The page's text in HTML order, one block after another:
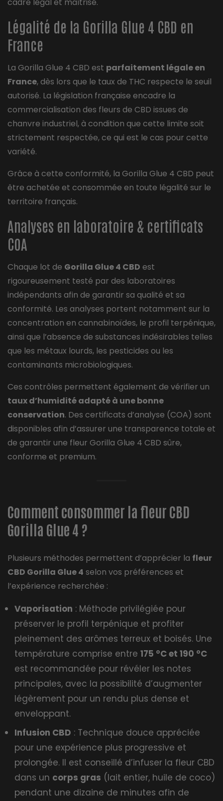
Légalité de la Gorilla Glue 4 CBD en
France
La Gorilla Glue 4 CBD est parfaitement légale en
France, dès lors que le taux de THC respecte le seuil
autorisé. La législation française encadre la
commercialisation des fleurs de CBD issues de
chanvre industriel, à condition que cette limite soit
strictement respectée, ce qui est le cas pour cette
variété.
Grâce à cette conformité, la Gorilla Glue 4 CBD peut
être achetée et consommée en toute légalité sur le
territoire français.
Analyses en laboratoire & certificats
COA
Chaque lot de Gorilla Glue 4 CBD est
rigoureusement testé par des laboratoires
indépendants afin de garantir sa qualité et sa
conformité. Les analyses portent notamment sur la
concentration en cannabinoïdes, le profil terpénique,
ainsi que l’absence de substances indésirables telles
que les métaux lourds, les pesticides ou les
contaminants microbiologiques.
Ces contrôles permettent également de vérifier un
taux d’humidité adapté à une bonne
conservation. Des certificats d’analyse (COA) sont
disponibles afin d’assurer une transparence totale et
de garantir une fleur Gorilla Glue 4 CBD sûre,
conforme et premium.
Comment consommer la fleur CBD
Gorilla Glue 4 ?
Plusieurs méthodes permettent d’apprécier la fleur
CBD Gorilla Glue 4 selon vos préférences et
l’expérience recherchée :
Vaporisation : Méthode privilégiée pour
préserver le profil terpénique et profiter
pleinement des arômes terreux et boisés. Une
température comprise entre 175 °C et 190 °C
est recommandée pour révéler les notes
principales, avec la possibilité d’augmenter
légèrement pour un rendu plus dense et
enveloppant.
Infusion CBD : Technique douce appréciée
pour une expérience plus progressive et
prolongée. Il est conseillé d’infuser la fleur CBD
dans un corps gras (lait entier, huile de coco)
pendant une dizaine de minutes afin de